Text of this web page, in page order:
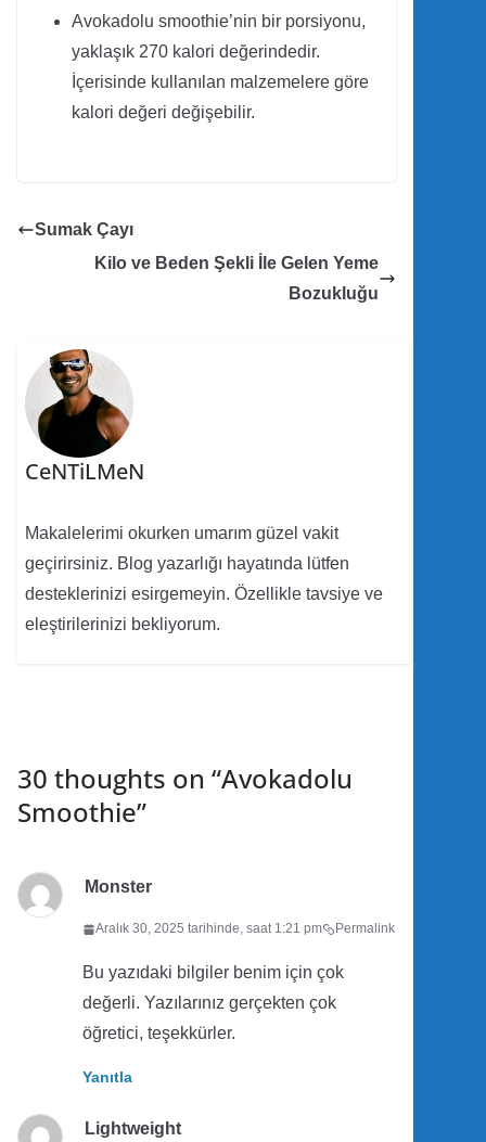
Avokadolu smoothie’nin bir porsiyonu,
yaklaşık 270 kalori değerindedir.
İçerisinde kullanılan malzemelere göre
kalori değeri değişebilir.
Sumak Çayı
Kilo ve Beden Şekli İle Gelen Yeme
Bozukluğu
CeNTiLMeN
Makalelerimi okurken umarım güzel vakit
geçirirsiniz. Blog yazarlığı hayatında lütfen
desteklerinizi esirgemeyin. Özellikle tavsiye ve
eleştirilerinizi bekliyorum.
30 thoughts on “Avokadolu
Smoothie”
Monster
Aralık 30, 2025 tarihinde, saat 1:21 pm Permalink
Bu yazıdaki bilgiler benim için çok
değerli. Yazılarınız gerçekten çok
öğretici, teşekkürler.
Yanıtla
Lightweight